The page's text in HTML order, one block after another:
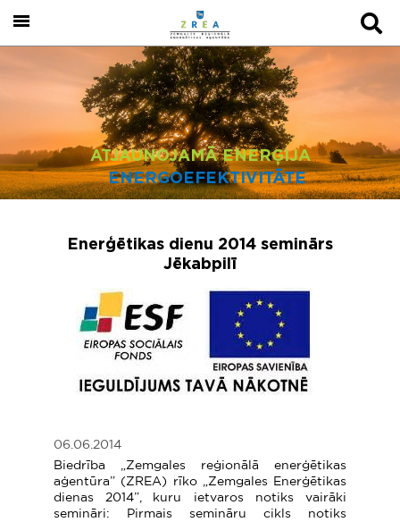
ATJAUNOJAMĀ ENERĢIJA
ENERGOEFEKTIVITĀTE
Enerģētikas dienu 2014 seminārs
Jēkabpilī
06.06.2014
Biedrība „Zemgales reģionālā enerģētikas
aģentūra” (ZREA) rīko „Zemgales Enerģētikas
dienas 2014”, kuru ietvaros notiks vairāki
semināri: Pirmais semināru cikls notiks